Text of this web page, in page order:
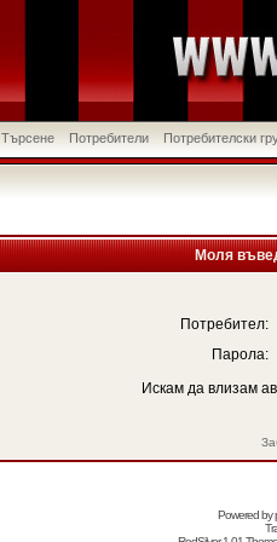
Търсене Потребители Потребителски
Моля
Потребител:
Парола:
Искам да влизам
Powered by